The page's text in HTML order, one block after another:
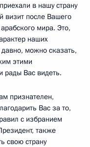
в нашу страну
визит после Вашего
мира. Это,
наших
можно сказать,
этими
рады Вас видеть.
признателен,
Вас за то,
с избранием
также
свою страну